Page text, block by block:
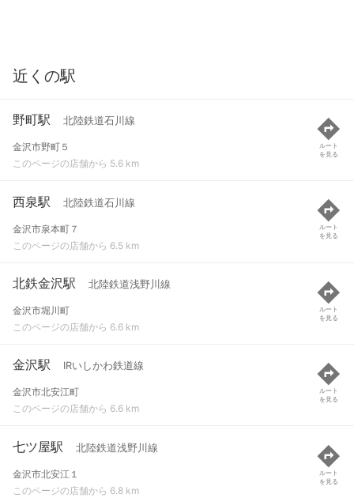
近くの駅
野町駅 北陸鉄道石川線
金沢市野町５
このページの店舗から 5.6 km
ルート
を見る
西泉駅 北陸鉄道石川線
金沢市泉本町７
このページの店舗から 6.5 km
ルート
を見る
北鉄金沢駅 北陸鉄道浅野川線
金沢市堀川町
このページの店舗から 6.6 km
ルート
を見る
金沢駅 IRいしかわ鉄道線
金沢市北安江町
このページの店舗から 6.6 km
ルート
を見る
七ツ屋駅 北陸鉄道浅野川線
金沢市北安江１
このページの店舗から 6.8 km
ルート
を見る